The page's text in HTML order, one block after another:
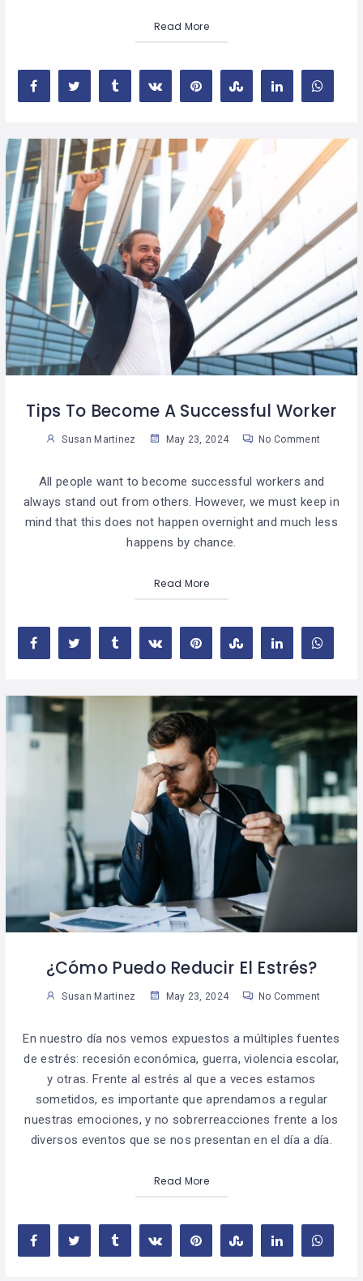
Read More
Tips To Become A Successful Worker
Susan Martinez May 23, 2024 No Comment
All people want to become successful workers and
always stand out from others. However, we must keep in
mind that this does not happen overnight and much less
happens by chance.
Read More
¿Cómo Puedo Reducir El Estrés?
Susan Martinez May 23, 2024 No Comment
En nuestro día nos vemos expuestos a múltiples fuentes
de estrés: recesión económica, guerra, violencia escolar,
y otras. Frente al estrés al que a veces estamos
sometidos, es importante que aprendamos a regular
nuestras emociones, y no sobrerreacciones frente a los
diversos eventos que se nos presentan en el día a día.
Read More